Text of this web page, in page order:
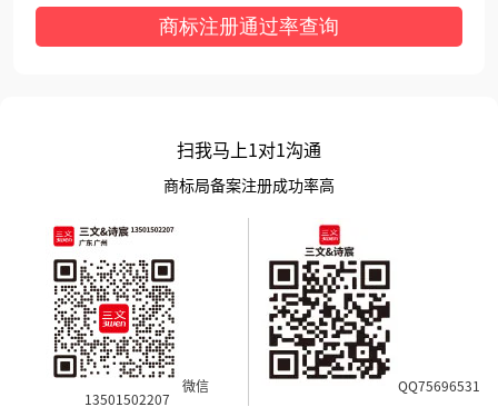
商标注册通过率查询
扫我马上1对1沟通
商标局备案注册成功率高
微信
13501502207
QQ75696531